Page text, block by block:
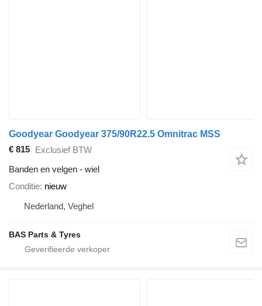
Goodyear Goodyear 375/90R22.5 Omnitrac MSS
€ 815 Exclusief BTW
Banden en velgen - wiel
Conditie nieuw
Nederland, Veghel
BAS Parts & Tyres